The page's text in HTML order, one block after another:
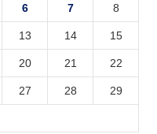
6 7 8
13 14 15
20 21 22
27 28 29